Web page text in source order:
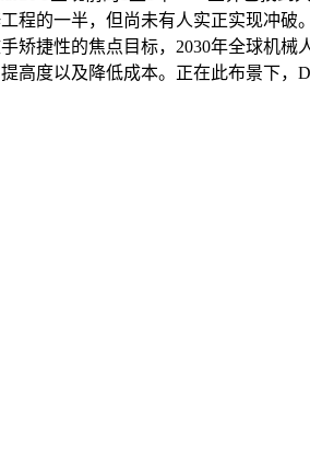
的一半，但尚未有人实正实现冲
捷性的焦点目标，2030年全球机
度以及降低成本。正在此布景下，